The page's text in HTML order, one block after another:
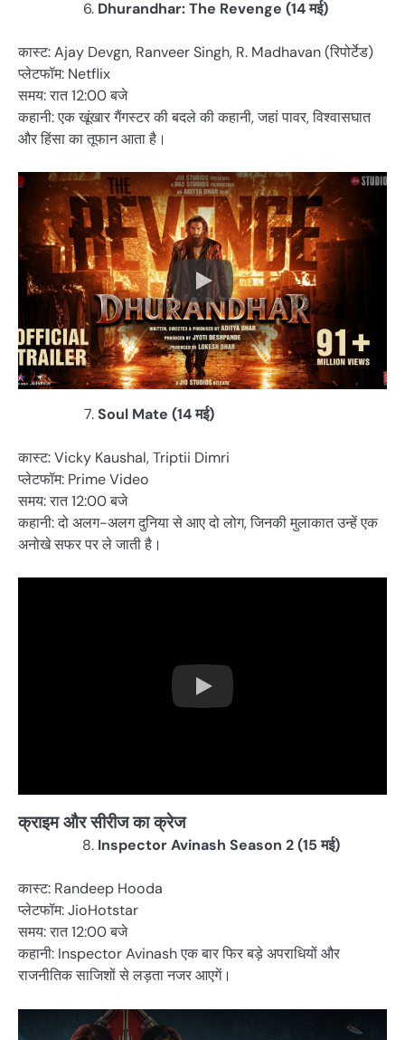
Dhurandhar: The Revenge (14 मई)
कास्ट: Ajay Devgn, Ranveer Singh, R. Madhavan (रिपोर्टेड)
प्लेटफॉम: Netflix
समय: रात 12:00 बजे
कहानी: एक खूंखार गैंगस्टर की बदले की कहानी, जहां पावर, विश्वासघात
और हिंसा का तूफान आता है।
Soul Mate (14 मई)
कास्ट: Vicky Kaushal, Triptii Dimri
प्लेटफॉम: Prime Video
समय: रात 12:00 बजे
कहानी: दो अलग-अलग दुनिया से आए दो लोग, जिनकी मुलाकात उन्हें एक
अनोखे सफर पर ले जाती है।
क्राइम और सीरीज का क्रेज
Inspector Avinash Season 2 (15 मई)
कास्ट: Randeep Hooda
प्लेटफॉम: JioHotstar
समय: रात 12:00 बजे
कहानी: Inspector Avinash एक बार फिर बड़े अपराधियों और
राजनीतिक साजिशों से लड़ता नजर आएगें।